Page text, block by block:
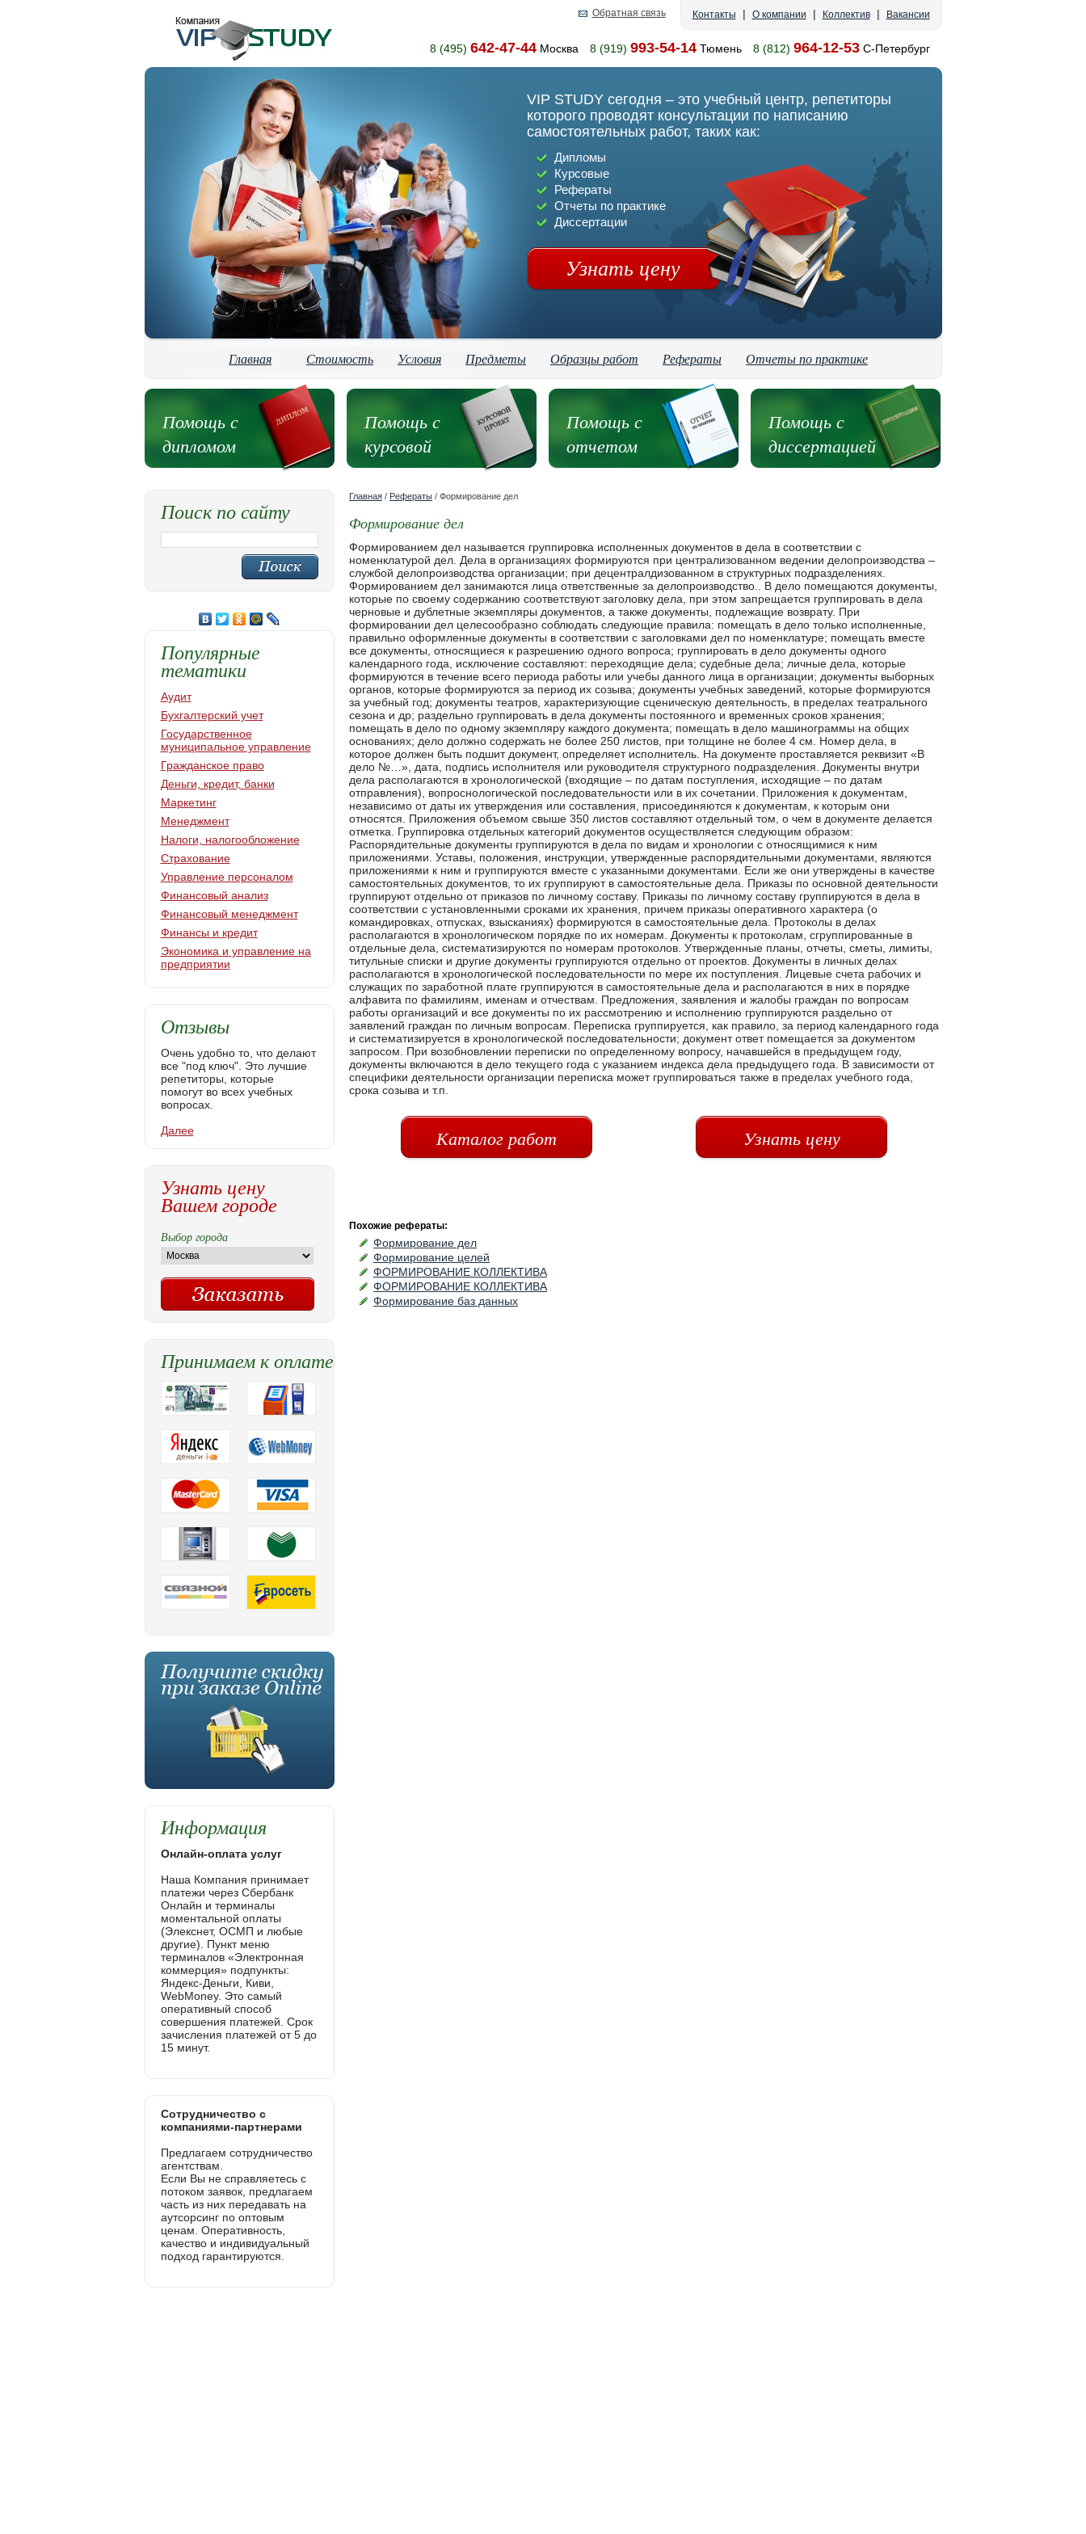
Контакты | О компании | Коллектив| Вакансии
Обратная связь
8 (495) 642-47-44Москва 8 (919) 993-54-14Тюмень 8 (812) 964-12-53С-Петербург
VIP STUDY сегодня – это учебный центр, репетиторы
которого проводят консультации по написанию
самостоятельных работ, таких как:
Дипломы
Курсовые
Рефераты
Отчеты по практике
Диссертации
Узнать цену
Главная Стоимость Условия Предметы Образцы работ Рефераты Отчеты по практике
Помощь с
дипломом
Помощь с
курсовой
Помощь с
отчетом
Помощь с
диссертацией
Главная / Рефераты / Формирование дел
Формирование дел
Формированием дел называется группировка исполненных документов в дела в соответствии с
номенклатурой дел. Дела в организациях формируются при централизованном ведении делопроизводства –
службой делопроизводства организации; при децентралдизованном в структурных подразделениях.
Формированием дел занимаются лица ответственные за делопроизводство.. В дело помещаются документы,
которые по своему содержанию соответствуют заголовку дела, при этом запрещается группировать в дела
черновые и дублетные экземпляры документов, а также документы, подлежащие возврату. При
формировании дел целесообразно соблюдать следующие правила: помещать в дело только исполненные,
правильно оформленные документы в соответствии с заголовками дел по номенклатуре; помещать вместе
все документы, относящиеся к разрешению одного вопроса; группировать в дело документы одного
календарного года, исключение составляют: переходящие дела; судебные дела; личные дела, которые
формируются в течение всего периода работы или учебы данного лица в организации; документы выборных
органов, которые формируются за период их созыва; документы учебных заведений, которые формируются
за учебный год; документы театров, характеризующие сценическую деятельность, в пределах театрального
сезона и др; раздельно группировать в дела документы постоянного и временных сроков хранения;
помещать в дело по одному экземпляру каждого документа; помещать в дело машинограммы на общих
основаниях; дело должно содержать не более 250 листов, при толщине не более 4 см. Номер дела, в
которое должен быть подшит документ, определяет исполнитель. На документе проставляется реквизит «В
дело №…», дата, подпись исполнителя или руководителя структурного подразделения. Документы внутри
дела располагаются в хронологической (входящие – по датам поступления, исходящие – по датам
отправления), вопроснологической последовательности или в их сочетании. Приложения к документам,
независимо от даты их утверждения или составления, присоединяются к документам, к которым они
относятся. Приложения объемом свыше 350 листов составляют отдельный том, о чем в документе делается
отметка. Группировка отдельных категорий документов осуществляется следующим образом:
Распорядительные документы группируются в дела по видам и хронологии с относящимися к ним
приложениями. Уставы, положения, инструкции, утвержденные распорядительными документами, являются
приложениями к ним и группируются вместе с указанными документами. Если же они утверждены в качестве
самостоятельных документов, то их группируют в самостоятельные дела. Приказы по основной деятельности
группируют отдельно от приказов по личному составу. Приказы по личному составу группируются в дела в
соответствии с установленными сроками их хранения, причем приказы оперативного характера (о
командировках, отпусках, взысканиях) формируются в самостоятельные дела. Протоколы в делах
располагаются в хронологическом порядке по их номерам. Документы к протоколам, сгруппированные в
отдельные дела, систематизируются по номерам протоколов. Утвержденные планы, отчеты, сметы, лимиты,
титульные списки и другие документы группируются отдельно от проектов. Документы в личных делах
располагаются в хронологической последовательности по мере их поступления. Лицевые счета рабочих и
служащих по заработной плате группируются в самостоятельные дела и располагаются в них в порядке
алфавита по фамилиям, именам и отчествам. Предложения, заявления и жалобы граждан по вопросам
работы организаций и все документы по их рассмотрению и исполнению группируются раздельно от
заявлений граждан по личным вопросам. Переписка группируется, как правило, за период календарного года
и систематизируется в хронологической последовательности; документ ответ помещается за документом
запросом. При возобновлении переписки по определенному вопросу, начавшейся в предыдущем году,
документы включаются в дело текущего года с указанием индекса дела предыдущего года. В зависимости от
специфики деятельности организации переписка может группироваться также в пределах учебного года,
срока созыва и т.п.
Каталог работ Узнать цену
Похожие рефераты:
Формирование дел
Формирование целей
ФОРМИРОВАНИЕ КОЛЛЕКТИВА
ФОРМИРОВАНИЕ КОЛЛЕКТИВА
Формирование баз данных
Поиск по сайту
Популярные
тематики
Аудит
Бухгалтерский учет
Государственное
муниципальное управление
Гражданское право
Деньги, кредит, банки
Маркетинг
Менеджмент
Налоги, налогообложение
Страхование
Управление персоналом
Финансовый анализ
Финансовый менеджмент
Финансы и кредит
Экономика и управление на
предприятии
Отзывы
Очень удобно то, что делают
все "под ключ". Это лучшие
репетиторы, которые
помогут во всех учебных
вопросах.
Далее
Узнать цену
Вашем городе
Выбор города
Принимаем к оплате
Информация
Онлайн-оплата услуг
Наша Компания принимает
платежи через Сбербанк
Онлайн и терминалы
моментальной оплаты
(Элекснет, ОСМП и любые
другие). Пункт меню
терминалов «Электронная
коммерция» подпункты:
Яндекс-Деньги, Киви,
WebMoney. Это самый
оперативный способ
совершения платежей. Срок
зачисления платежей от 5 до
15 минут.
Сотрудничество с
компаниями-партнерами
Предлагаем сотрудничество
агентствам.
Если Вы не справляетесь с
потоком заявок, предлагаем
часть из них передавать на
аутсорсинг по оптовым
ценам. Оперативность,
качество и индивидуальный
подход гарантируются.